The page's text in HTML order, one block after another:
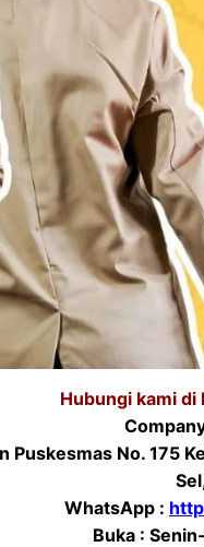
Hubungi kami
No. 175
WhatsApp :
Buka :